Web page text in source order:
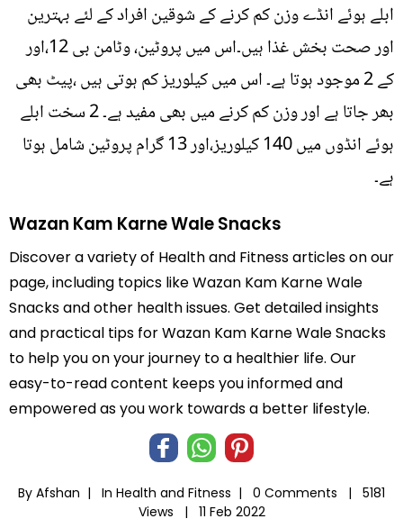
ابلے ہوئے انڈے وزن کم کرنے کے شوقین افراد کے لئے بہترین
اور صحت بخش غذا ہیں۔اس میں پروٹین، وٹامن بی 12،اور
کے 2 موجود ہوتا ہے۔ اس میں کیلوریز کم ہوتی ہیں ،پیٹ بھی
بھر جاتا ہے اور وزن کم کرنے میں بھی مفید ہے۔ 2 سخت ابلے
ہوئے انڈوں میں 140 کیلوریز،اور 13 گرام پروٹین شامل ہوتا
ہے۔
Wazan Kam Karne Wale Snacks
Discover a variety of Health and Fitness articles on our
page, including topics like Wazan Kam Karne Wale
Snacks and other health issues. Get detailed insights
and practical tips for Wazan Kam Karne Wale Snacks
to help you on your journey to a healthier life. Our
easy-to-read content keeps you informed and
empowered as you work towards a better lifestyle.
By Afshan | In Health and Fitness | 0 Comments |
5181
Views |
11 Feb 2022